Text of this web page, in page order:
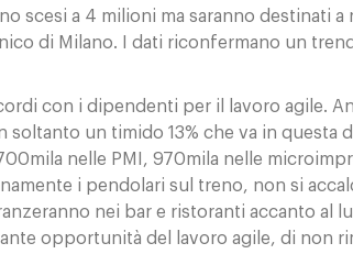
scesi a 4 milioni ma saranno destinati a
di Milano. I dati riconfermano un
con i dipendenti per il lavoro agile.
un timido 13% che va in questa
nelle PMI, 970mila nelle
i pendolari sul treno, non si
nei bar e ristoranti accanto al
opportunità del lavoro agile, di non